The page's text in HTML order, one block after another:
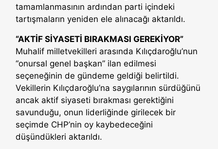
tamamlanmasının ardından parti içindeki
tartışmaların yeniden ele alınacağı aktarıldı.
“AKTİF SİYASETİ BIRAKMASI GEREKİYOR”
Muhalif milletvekilleri arasında Kılıçdaroğlu’nun
“onursal genel başkan” ilan edilmesi
seçeneğinin de gündeme geldiği belirtildi.
Vekillerin Kılıçdaroğlu’na saygılarının sürdüğünü
ancak aktif siyaseti bırakması gerektiğini
savunduğu, onun liderliğinde girilecek bir
seçimde CHP’nin oy kaybedeceğini
düşündükleri aktarıldı.